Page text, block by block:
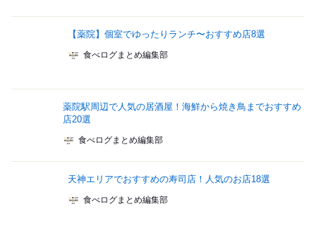
【薬院】個室でゆったりランチ〜おすすめ店8選
食べログまとめ編集部
薬院駅周辺で人気の居酒屋！海鮮から焼き鳥までおすすめ
店20選
食べログまとめ編集部
天神エリアでおすすめの寿司店！人気のお店18選
食べログまとめ編集部